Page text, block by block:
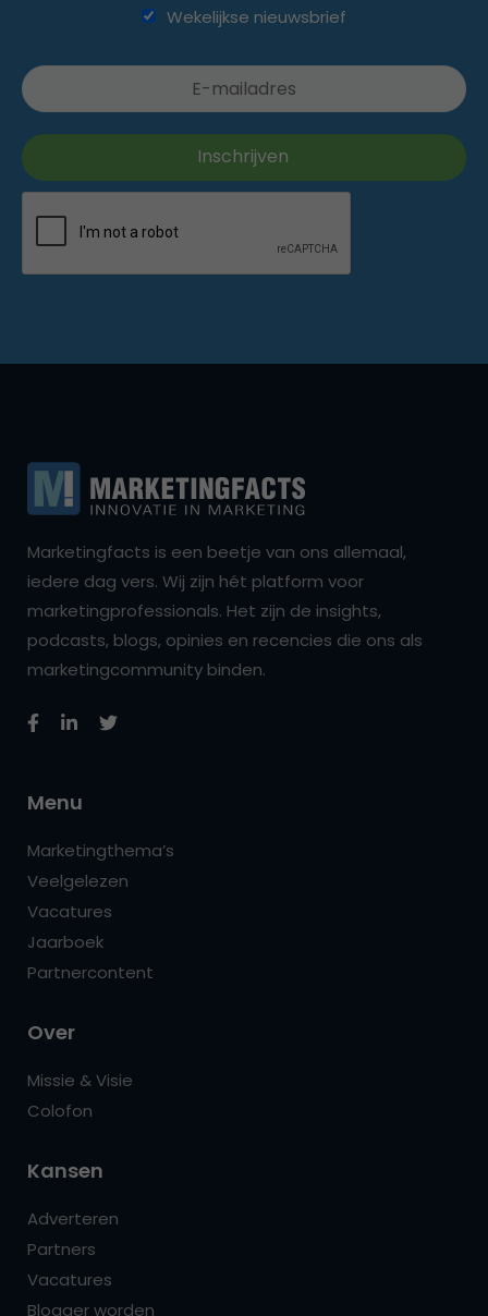
Wekelijkse nieuwsbrief
Marketingfacts is een beetje van ons allemaal,
iedere dag vers. Wij zijn hét platform voor
marketingprofessionals. Het zijn de insights,
podcasts, blogs, opinies en recencies die ons als
marketingcommunity binden.
Menu
Marketingthema’s
Veelgelezen
Vacatures
Jaarboek
Partnercontent
Over
Missie & Visie
Colofon
Kansen
Adverteren
Partners
Vacatures
Blogger worden